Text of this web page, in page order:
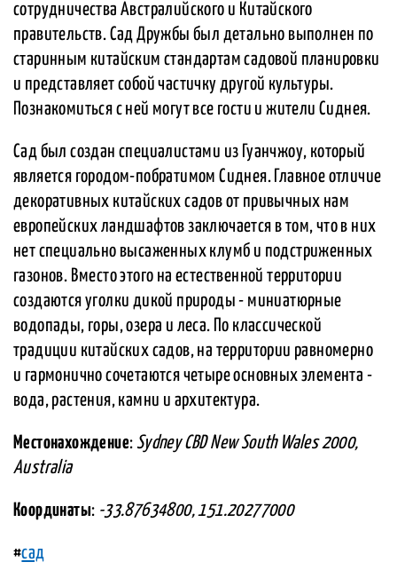
сотрудничества Австралийского и Китайского
правительств. Сад Дружбы был детально выполнен по
старинным китайским стандартам садовой планировки
и представляет собой частичку другой культуры.
Познакомиться с ней могут все гости и жители Сиднея.
Сад был создан специалистами из Гуанчжоу, который
является городом-побратимом Сиднея. Главное отличие
декоративных китайских садов от привычных нам
европейских ландшафтов заключается в том, что в них
нет специально высаженных клумб и подстриженных
газонов. Вместо этого на естественной территории
создаются уголки дикой природы - миниатюрные
водопады, горы, озера и леса. По классической
традиции китайских садов, на территории равномерно
и гармонично сочетаются четыре основных элемента -
вода, растения, камни и архитектура.
Местонахождение: Sydney CBD New South Wales 2000,
Australia
Координаты: -33.87634800, 151.20277000
#сад